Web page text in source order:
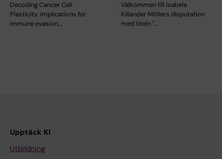
Decoding Cancer Cell
Plasticity: implications for
immune evasion,…
Välkommen till Isabela
Killander Möllers disputation
med titeln "…
Upptäck KI
Utbildning